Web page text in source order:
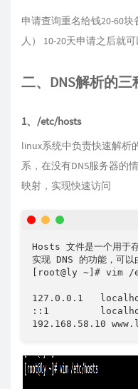
申请查询重名给钱20-60
人） 10-20天申请之后就
二、DNS解析的三
1、/etc/hosts
linux系统中负责快速解析
系，在没有DNS服务器的
映射，实现快速访问
Hosts 文件是一个用于
实现 DNS 的功能，可以
[root@ly ~]# vim /
127.0.0.1
::1